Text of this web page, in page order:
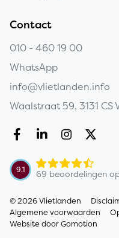
Contact
010 - 460 19 00
WhatsApp
info@vlietlanden.info
Waalstraat 59, 3131 CS
Copyright
9.1 69 beoordelingen
© 2026 Vlietlanden
Algemene voorwaarden
Website doorGomotion